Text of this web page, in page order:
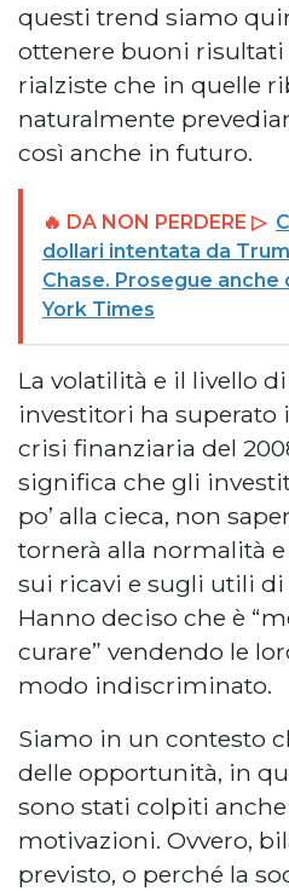
questi trend siamo
ottenere buoni risultati
rialziste che in quelle
naturalmente
così anche in futuro.
🔥 DA NON PERDERE ▷
dollari intentata da
Chase. Prosegue
York Times
La volatilità e il livello
investitori ha superato
crisi finanziaria del
significa che gli
po’ alla cieca, non
tornerà alla normalità
sui ricavi e sugli utili di
Hanno deciso che è
curare” vendendo le
modo indiscriminato.
Siamo in un contesto
delle opportunità, in
sono stati colpiti
motivazioni. Ovvero,
previsto, o perché la